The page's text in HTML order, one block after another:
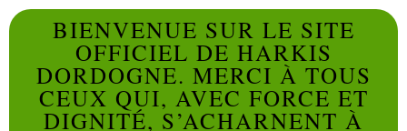
BIENVENUE SUR LE SITE
OFFICIEL DE HARKIS
DORDOGNE. MERCI À TOUS
CEUX QUI, AVEC FORCE ET
DIGNITÉ, S’ACHARNENT À